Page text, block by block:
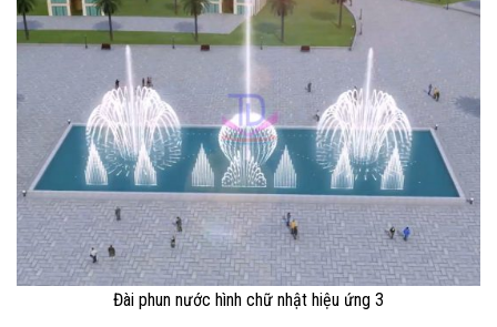
Đài phun nước hình chữ nhật hiệu ứng 3